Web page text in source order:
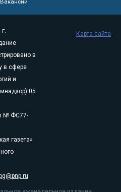
в
в сфере
и
05
№ ФС77-
газета»
Карта сайта